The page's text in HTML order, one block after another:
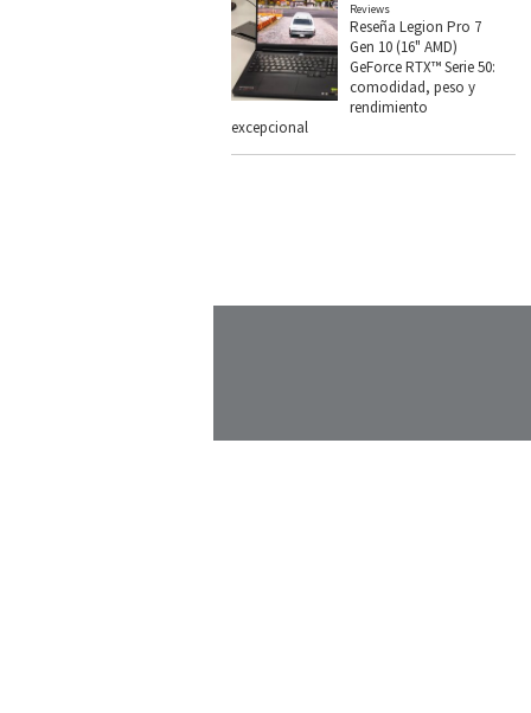
Reviews
Reseña Legion Pro 7
Gen 10 (16" AMD)
GeForce RTX™ Serie 50:
comodidad, peso y
rendimiento
excepcional